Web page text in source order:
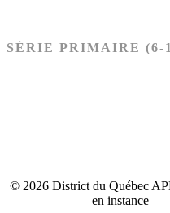
SÉRIE PRIMAIRE (6-
© 2026 District du Québec
en instance